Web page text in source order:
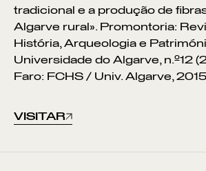
tradicional e a produção de
Algarve rural». Promontoria:
História, Arqueologia e
Universidade do Algarve, n.º12
Faro: FCHS / Univ. Algarve,
VISITAR